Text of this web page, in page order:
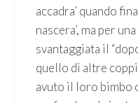
accadra’ quando
nascera’, ma per
svantaggiata il
quello di altre
avuto il loro bimbo